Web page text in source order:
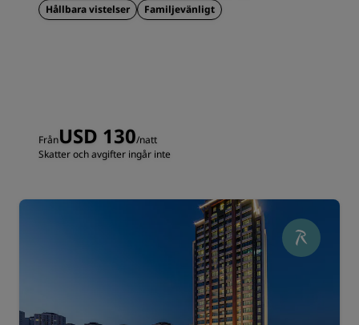
Hållbara vistelser
Familjevänligt
FrånUSD 130/natt
Skatter och avgifter ingår inte